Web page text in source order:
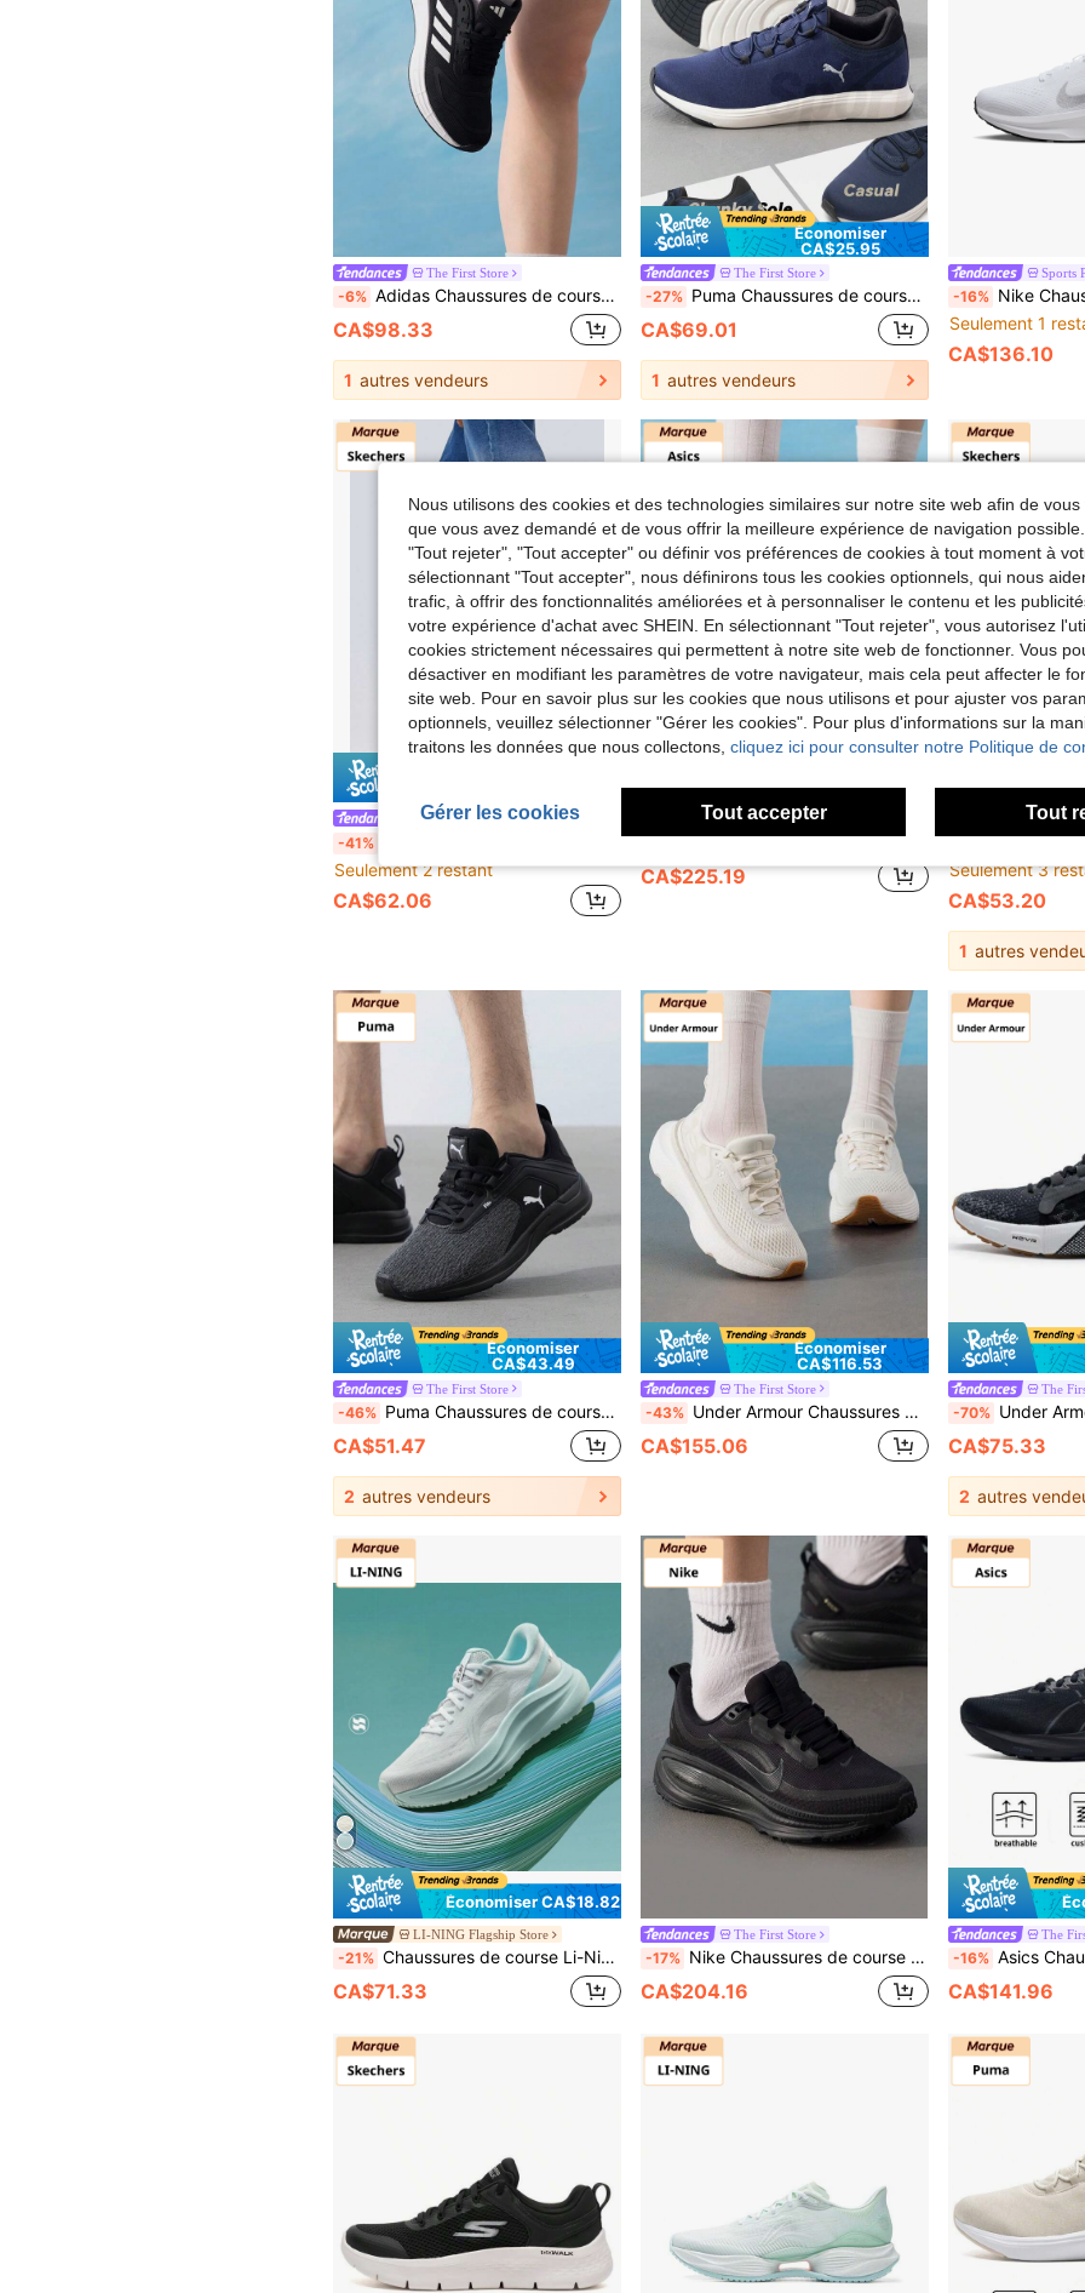
The First Store
-6% Adidas Chaussures de course DURAMO 10, chaussures de fitness décontractées légères pour femmes pour l'extérieur et l'entraînement KJ4018
CA$98.33
1 autres vendeurs
Économiser
CA$25.95
The First Store
-27% Puma Chaussures de course Softride Cruise 2 à enfiler, amortissantes et légères pour hommes/femmes, jogging, entraînement longue distance, modèle : 312005-01
CA$69.01
1 autres vendeurs
Sports
-16% Nike Chaussures de course décontractées blanches
Seulement 1
CA$136.10
The First Store
-41%
Seulement 2 restant
CA$62.06
Économiser CA$51.40
The First Store
-19% Chaussures de course de stabilité ASICS GEL-KAYANO 32 (D), femmes, extérieur et entraînement quotidien 1012B839-001
CA$225.19
The
-49% Skechers Chaussures de course
Seulement 3
CA$53.20
1 autres
Économiser
CA$43.49
The First Store
-46% Puma Chaussures de course COMET 2 ALT Beta, rembourrées, pour hommes et femmes, légères, confortables, basses, baskets casual, convenant aux sports intérieurs et extérieurs, 195109-02
CA$51.47
2 autres vendeurs
Économiser
CA$116.53
The First Store
-43% Under Armour Chaussures de course professionnelles pour femmes UA W Infinite Elite 22026 Nouvelles d'été Semelle épaisse Maille Chaussures de course et d'entraînement décontractées 3028178-114
CA$155.06
The
-70% Under Armour Chaussures de course légères et respirantes
CA$75.33
2 autres
Économiser CA$18.82
LI-NING Flagship Store
-21% Chaussures de course Li-Ning Yueying 6 pour femmes, amorti et protection, marche longue distance, entraînement à faible intensité ARHV016
CA$71.33
The First Store
-17% Nike Chaussures de course W VOMERO 18 GTX, amorti rebondissant, hommes et femmes, randonnée, extérieur, course sur sentier HQ7002
CA$204.16
The
-16% Asics Chaussures de course pour femmes
CA$141.96
Nous utilisons des cookies et des technologies similaires sur notre site web afin de
que vous avez demandé et de vous offrir la meilleure expérience de navigation
"Tout rejeter", "Tout accepter" ou définir vos préférences de cookies à tout moment à
sélectionnant "Tout accepter", nous définirons tous les cookies optionnels, qui nous
trafic, à offrir des fonctionnalités améliorées et à personnaliser le contenu et les
votre expérience d'achat avec SHEIN. En sélectionnant "Tout rejeter", vous autorisez
cookies strictement nécessaires qui permettent à notre site web de fonctionner. Vous
désactiver en modifiant les paramètres de votre navigateur, mais cela peut affecter le
site web. Pour en savoir plus sur les cookies que nous utilisons et pour ajuster vos
optionnels, veuillez sélectionner "Gérer les cookies". Pour plus d'informations sur la
traitons les données que nous collectons, cliquez ici pour consulter notre Politique de
Gérer les cookies Tout accepter Tout